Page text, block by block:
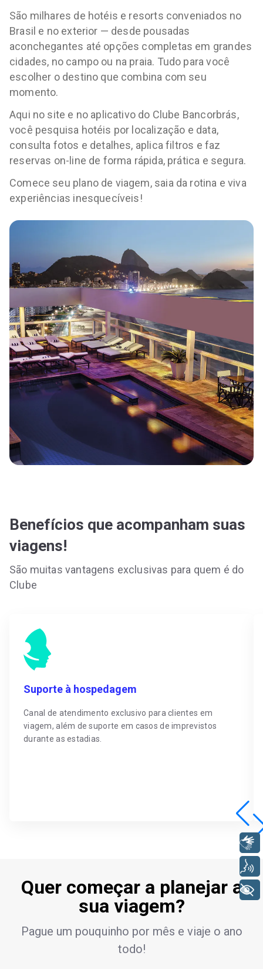
São milhares de hotéis e resorts conveniados no
Brasil e no exterior — desde pousadas
aconchegantes até opções completas em grandes
cidades, no campo ou na praia. Tudo para você
escolher o destino que combina com seu
momento.
Aqui no site e no aplicativo do Clube Bancorbrás,
você pesquisa hotéis por localização e data,
consulta fotos e detalhes, aplica filtros e faz
reservas on-line de forma rápida, prática e segura.
Comece seu plano de viagem, saia da rotina e viva
experiências inesquecíveis!
Benefícios que acompanham suas
viagens!
São muitas vantagens exclusivas para quem é do
Clube
Suporte à hospedagem
Canal de atendimento exclusivo para clientes em
viagem, além de suporte em casos de imprevistos
durante as estadias.
Quer começar a planejar a
sua viagem?
Pague um pouquinho por mês e viaje o ano
todo!
+ Acessibilidade